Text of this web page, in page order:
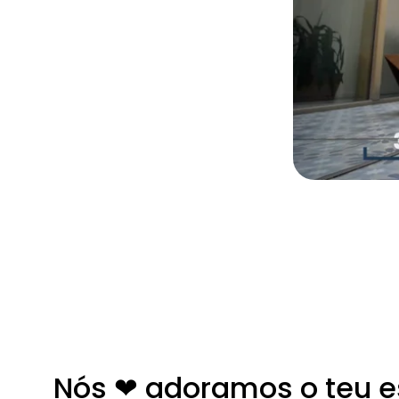
Nós ❤ adoramos o teu